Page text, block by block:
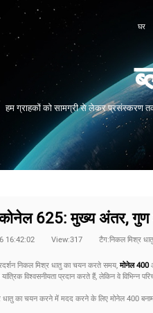
घर
हम ग्राहकों को सामग्री से लेकर प्रसंस्करण
625: मुख्य अंतर,
16:42:02 View:317 टैग:निकल मिश्र धातु
निकल मिश्र धातु का चयन करते समय,मोनेल 400
विश्वसनीयता प्रदान करते हैं, लेकिन वे विभिन्न
धातु का चयन करने में मदद करने के लिए मोनेल 400